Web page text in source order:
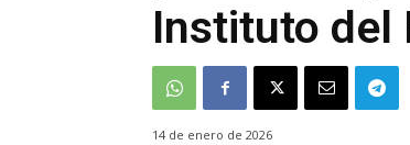
Instituto del
14 de enero de 2026